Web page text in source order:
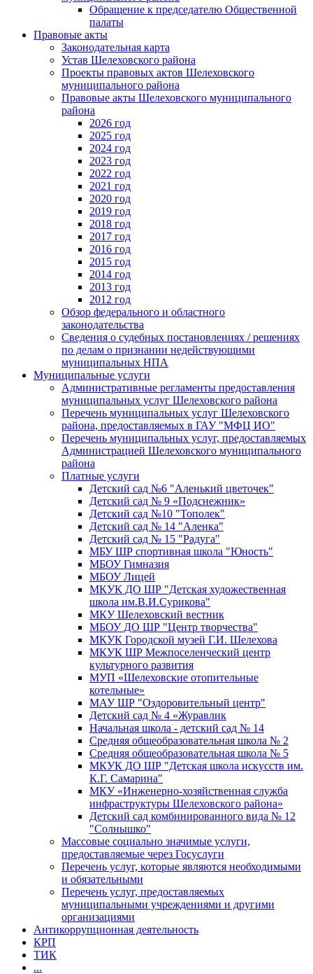
Обращение к председателю Общественной
палаты
Правовые акты
Законодательная карта
Устав Шелеховского района
Проекты правовых актов Шелеховского
муниципального района
Правовые акты Шелеховского муниципального
района
2026 год
2025 год
2024 год
2023 год
2022 год
2021 год
2020 год
2019 год
2018 год
2017 год
2016 год
2015 год
2014 год
2013 год
2012 год
Обзор федерального и областного
законодательства
Сведения о судебных постановлениях / решениях
по делам о признании недействующими
муниципальных НПА
Муниципальные услуги
Административные регламенты предоставления
муниципальных услуг Шелеховского района
Перечень муниципальных услуг Шелеховского
района, предоставляемых в ГАУ "МФЦ ИО"
Перечень муниципальных услуг, предоставляемых
Администрацией Шелеховского муниципального
района
Платные услуги
Детский сад №6 "Аленький цветочек"
Детский сад № 9 «Подснежник»
Детский сад №10 "Тополек"
Детский сад № 14 "Аленка"
Детский сад № 15 "Радуга"
МБУ ШР спортивная школа "Юность"
МБОУ Гимназия
МБОУ Лицей
МКУК ДО ШР "Детская художественная
школа им.В.И.Сурикова"
МКУ Шелеховский вестник
МБОУ ДО ШР "Центр творчества"
МКУК Городской музей Г.И. Шелехова
МКУК ШР Межпоселенческий центр
культурного развития
МУП «Шелеховские отопительные
котельные»
МАУ ШР "Оздоровительный центр"
Детский сад № 4 «Журавлик
Начальная школа - детский сад № 14
Средняя общеобразовательная школа № 2
Средняя общеобразовательная школа № 5
МКУК ДО ШР "Детская школа искусств им.
К.Г. Самарина"
МКУ «Инженерно-хозяйственная служба
инфраструктуры Шелеховского района»
Детский сад комбинированного вида № 12
"Солнышко"
Массовые социально значимые услуги,
предоставляемые через Госуслуги
Перечень услуг, которые являются необходимыми
и обязательными
Перечень услуг, предоставляемых
муниципальными учреждениями и другими
организациями
Антикоррупционная деятельность
КРП
ТИК
...